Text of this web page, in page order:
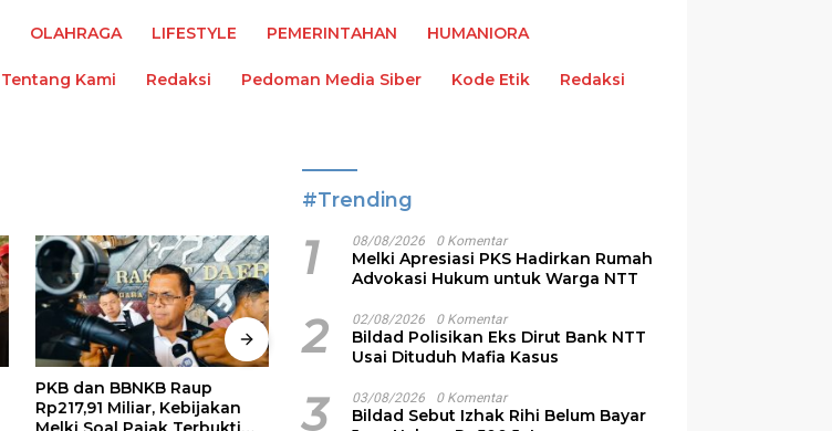
OLAHRAGA LIFESTYLE PEMERINTAHAN HUMANIORA
Tentang Kami Redaksi Pedoman Media Siber Kode Etik Redaksi
PKB dan BBNKB Raup
Rp217,91 Miliar, Kebijakan
Per Tahun Ikat Ruang Gerak
ATR/BPN Percepat RTRW
#Trending
1 08/08/2026 0 Komentar
Melki Apresiasi PKS Hadirkan Rumah
Advokasi Hukum untuk Warga NTT
2 02/08/2026 0 Komentar
Bildad Polisikan Eks Dirut Bank NTT
Usai Dituduh Mafia Kasus
3 03/08/2026 0 Komentar
Bildad Sebut Izhak Rihi Belum Bayar